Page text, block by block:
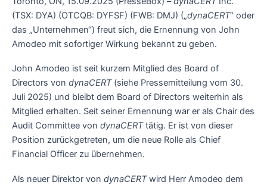
(TSX: DYA) (OTCQB: DYFSF) (FWB: DMJ) („dynaCERT“ oder
das „Unternehmen“) freut sich, die Ernennung von John
Amodeo mit sofortiger Wirkung bekannt zu geben.
John Amodeo ist seit kurzem Mitglied des Board of
Directors von dynaCERT(siehe Pressemitteilung vom 30.
Juli 2025) und bleibt dem Board of Directors weiterhin als
Mitglied erhalten. Seit seiner Ernennung war er als Chair des
Audit Committee von dynaCERTtätig. Er ist von dieser
Position zurückgetreten, um die neue Rolle als Chief
Financial Officer zu übernehmen.
Als neuer Direktor von dynaCERTwird Herr Amodeo dem